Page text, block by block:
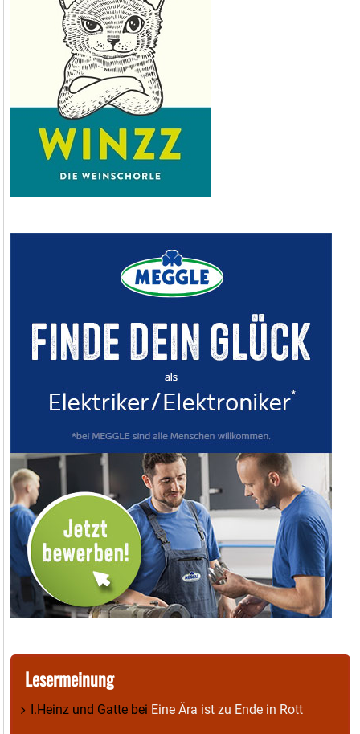
Lesermeinung
I.Heinz und Gatte bei Eine Ära ist zu Ende in Rott